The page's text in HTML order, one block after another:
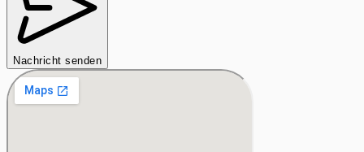
Nachricht senden